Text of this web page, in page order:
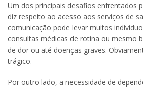
Um dos principais desafios enfrentados
diz respeito ao acesso aos serviços de
comunicação pode levar muitos
consultas médicas de rotina ou mesmo
de dor ou até doenças graves.
trágico.
Por outro lado, a necessidade de